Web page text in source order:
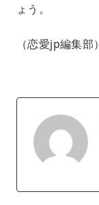
ょう。
（恋愛jp編集部）